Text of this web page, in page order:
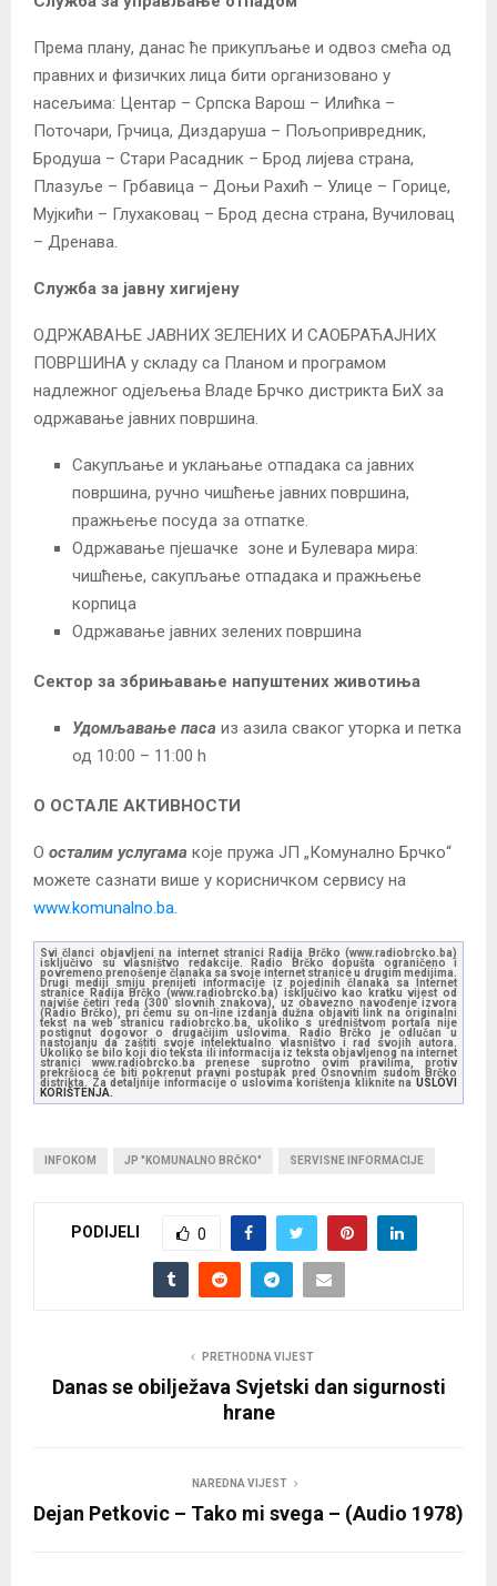
Према плану, данас ће прикупљање и одвоз смећа од
правних и физичких лица бити организовано у
насељима: Центар – Српска Варош – Илићка –
Поточари, Грчица, Диздаруша – Пољопривредник,
Бродуша – Стари Расадник – Брод лијева страна,
Плазуље – Грбавица – Доњи Рахић – Улице – Горице,
Мујкићи – Глухаковац – Брод десна страна, Вучиловац
– Дренава.
Служба за јавну хигијену
ОДРЖАВАЊЕ ЈАВНИХ ЗЕЛЕНИХ И САОБРАЋАЈНИХ
ПОВРШИНА у складу са Планом и програмом
надлежног одјељења Владе Брчко дистрикта БиХ за
одржавање јавних површина.
Сакупљање и уклањање отпадака са јавних
површина, ручно чишћење јавних површина,
пражњење посуда за отпатке.
Одржавање пјешачке зоне и Булевара мира:
чишћење, сакупљање отпадака и пражњење
корпица
Одржавање јавних зелених површина
Сектор за збрињавање напуштених животиња
Удомљавање паса из азила сваког уторка и петка
од 10:00 – 11:00 h
О ОСТАЛЕ АКТИВНОСТИ
О осталим услугама које пружа ЈП „Комунално Брчко“
можете сазнати више у корисничком сервису на
www.komunalno.ba.
Svi članci objavljeni na internet stranici Radija Brčko (www.radiobrcko.ba)
isključivo su vlasništvo redakcije. Radio Brčko dopušta ograničeno i
povremeno prenošenje članaka sa svoje internet stranice u drugim medijima.
Drugi mediji smiju prenijeti informacije iz pojedinih članaka sa Internet
stranice Radija Brčko (www.radiobrcko.ba) isključivo kao kratku vijest od
najviše četiri reda (300 slovnih znakova), uz obavezno navođenje izvora
(Radio Brčko), pri čemu su on-line izdanja dužna objaviti link na originalni
tekst na web stranicu radiobrcko.ba, ukoliko s uredništvom portala nije
postignut dogovor o drugačijim uslovima. Radio Brčko je odlučan u
nastojanju da zaštiti svoje intelektualno vlasništvo i rad svojih autora.
Ukoliko se bilo koji dio teksta ili informacija iz teksta objavljenog na internet
stranici www.radiobrcko.ba prenese suprotno ovim pravilima, protiv
prekršioca će biti pokrenut pravni postupak pred Osnovnim sudom Brčko
distrikta. Za detaljnije informacije o uslovima korištenja kliknite na USLOVI
KORIŠTENJA.
INFOKOM JP "KOMUNALNO BRČKO" SERVISNE INFORMACIJE
PODIJELI 0
PRETHODNA VIJEST
Danas se obilježava Svjetski dan sigurnosti
hrane
NAREDNA VIJEST
Dejan Petkovic – Tako mi svega – (Audio 1978)